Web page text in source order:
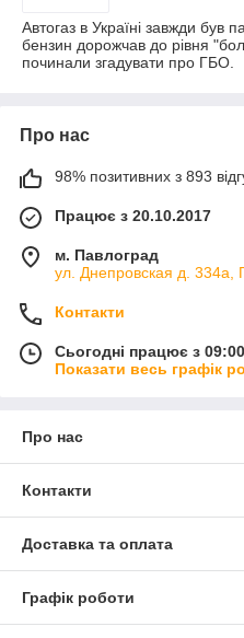
Автогаз в Україні завжди
бензин дорожчав до рівня
починали згадувати про ГБО.
Про нас
98% позитивних з 893
Працює з 20.10.2017
м. Павлоград
ул. Днепровская д. 334а,
Контакти
Сьогодні працює з
Показати весь графік
Про нас
Контакти
Доставка та оплата
Графік роботи